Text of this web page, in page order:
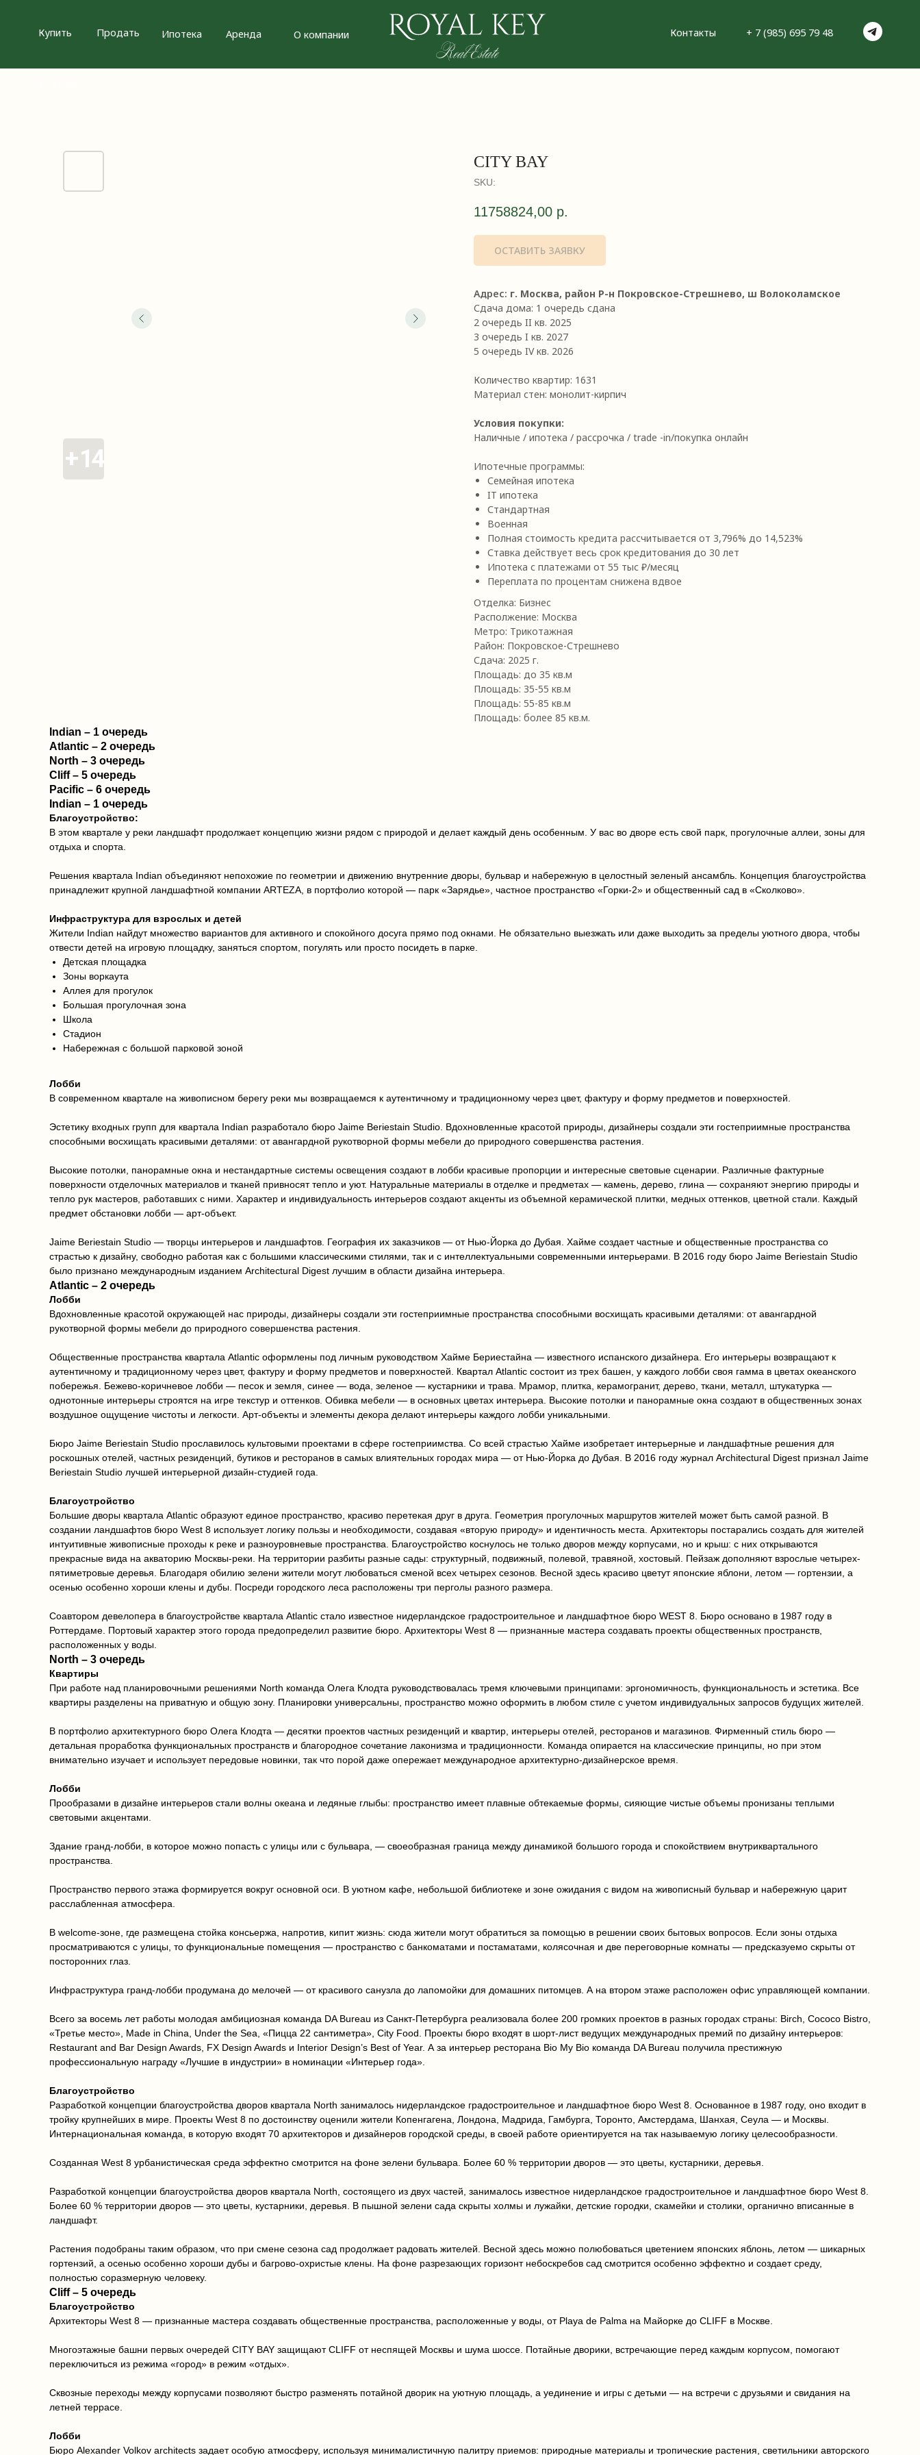
Купить Продать Ипотека Аренда О компании + 7 (985) 695 79 48
CITY BAY
SKU:
11758824,00 р.
ОСТАВИТЬ ЗАЯВКУ
Адрес: г. Москва, район Р-н Покровское-Стрешнево, ш Волоколамское
Сдача дома: 1 очередь сдана
2 очередь II кв. 2025
3 очередь I кв. 2027
5 очередь IV кв. 2026
Количество квартир: 1631
Материал стен: монолит-кирпич
Условия покупки:
Наличные / ипотека / рассрочка / trade -in/покупка онлайн
Ипотечные программы:
Семейная ипотека
IT ипотека
Стандартная
Военная
Полная стоимость кредита рассчитывается от 3,796% до 14,523%
Ставка действует весь срок кредитования до 30 лет
Ипотека с платежами от 55 тыс ₽/месяц
Переплата по процентам снижена вдвое
Отделка: Бизнес
Располжение: Москва
Метро: Трикотажная
Район: Покровское-Стрешнево
Сдача: 2025 г.
Площадь: до 35 кв.м
Площадь: 35-55 кв.м
Площадь: 55-85 кв.м
Площадь: более 85 кв.м.
Indian – 1 очередь
Atlantic – 2 очередь
North – 3 очередь
Cliff – 5 очередь
Pacific – 6 очередь
Indian – 1 очередь
Благоустройство:
В этом квартале у реки ландшафт продолжает концепцию жизни рядом с природой и делает каждый день особенным. У вас во дворе есть свой парк, прогулочные аллеи, зоны для
отдыха и спорта.
Решения квартала Indian объединяют непохожие по геометрии и движению внутренние дворы, бульвар и набережную в целостный зеленый ансамбль. Концепция благоустройства
принадлежит крупной ландшафтной компании ARTEZA, в портфолио которой — парк «Зарядье», частное пространство «Горки-2» и общественный сад в «Сколково».
Инфраструктура для взрослых и детей
Жители Indian найдут множество вариантов для активного и спокойного досуга прямо под окнами. Не обязательно выезжать или даже выходить за пределы уютного двора, чтобы
отвести детей на игровую площадку, заняться спортом, погулять или просто посидеть в парке.
Детская площадка
Зоны воркаута
Аллея для прогулок
Большая прогулочная зона
Школа
Стадион
Набережная с большой парковой зоной
Лобби
В современном квартале на живописном берегу реки мы возвращаемся к аутентичному и традиционному через цвет, фактуру и форму предметов и поверхностей.
Эстетику входных групп для квартала Indian разработало бюро Jaime Beriestain Studio. Вдохновленные красотой природы, дизайнеры создали эти гостеприимные пространства
способными восхищать красивыми деталями: от авангардной рукотворной формы мебели до природного совершенства растения.
Высокие потолки, панорамные окна и нестандартные системы освещения создают в лобби красивые пропорции и интересные световые сценарии. Различные фактурные
поверхности отделочных материалов и тканей привносят тепло и уют. Натуральные материалы в отделке и предметах — камень, дерево, глина — сохраняют энергию природы и
тепло рук мастеров, работавших с ними. Характер и индивидуальность интерьеров создают акценты из объемной керамической плитки, медных оттенков, цветной стали. Каждый
предмет обстановки лобби — арт-объект.
Jaime Beriestain Studio — творцы интерьеров и ландшафтов. География их заказчиков — от Нью-Йорка до Дубая. Хайме создает частные и общественные пространства со
страстью к дизайну, свободно работая как с большими классическими стилями, так и с интеллектуальными современными интерьерами. В 2016 году бюро Jaime Beriestain Studio
было признано международным изданием Architectural Digest лучшим в области дизайна интерьера.
Atlantic – 2 очередь
Лобби
Вдохновленные красотой окружающей нас природы, дизайнеры создали эти гостеприимные пространства способными восхищать красивыми деталями: от авангардной
рукотворной формы мебели до природного совершенства растения.
Общественные пространства квартала Atlantic оформлены под личным руководством Хайме Бериестайна — известного испанского дизайнера. Его интерьеры возвращают к
аутентичному и традиционному через цвет, фактуру и форму предметов и поверхностей. Квартал Atlantic состоит из трех башен, у каждого лобби своя гамма в цветах океанского
побережья. Бежево-коричневое лобби — песок и земля, синее — вода, зеленое — кустарники и трава. Мрамор, плитка, керамогранит, дерево, ткани, металл, штукатурка —
однотонные интерьеры строятся на игре текстур и оттенков. Обивка мебели — в основных цветах интерьера. Высокие потолки и панорамные окна создают в общественных зонах
воздушное ощущение чистоты и легкости. Арт-объекты и элементы декора делают интерьеры каждого лобби уникальными.
Бюро Jaime Beriestain Studio прославилось культовыми проектами в сфере гостеприимства. Со всей страстью Хайме изобретает интерьерные и ландшафтные решения для
роскошных отелей, частных резиденций, бутиков и ресторанов в самых влиятельных городах мира — от Нью-Йорка до Дубая. В 2016 году журнал Architectural Digest признал Jaime
Beriestain Studio лучшей интерьерной дизайн-студией года.
Благоустройство
Большие дворы квартала Atlantic образуют единое пространство, красиво перетекая друг в друга. Геометрия прогулочных маршрутов жителей может быть самой разной. В
создании ландшафтов бюро West 8 использует логику пользы и необходимости, создавая «вторую природу» и идентичность места. Архитекторы постарались создать для жителей
интуитивные живописные проходы к реке и разноуровневые пространства. Благоустройство коснулось не только дворов между корпусами, но и крыш: с них открываются
прекрасные вида на акваторию Москвы-реки. На территории разбиты разные сады: структурный, подвижный, полевой, травяной, хостовый. Пейзаж дополняют взрослые четырех-
пятиметровые деревья. Благодаря обилию зелени жители могут любоваться сменой всех четырех сезонов. Весной здесь красиво цветут японские яблони, летом — гортензии, а
осенью особенно хороши клены и дубы. Посреди городского леса расположены три перголы разного размера.
Соавтором девелопера в благоустройстве квартала Atlantic стало известное нидерландское градостроительное и ландшафтное бюро WEST 8. Бюро основано в 1987 году в
Роттердаме. Портовый характер этого города предопределил развитие бюро. Архитекторы West 8 — признанные мастера создавать проекты общественных пространств,
расположенных у воды.
North – 3 очередь
Квартиры
При работе над планировочными решениями North команда Олега Клодта руководствовалась тремя ключевыми принципами: эргономичность, функциональность и эстетика. Все
квартиры разделены на приватную и общую зону. Планировки универсальны, пространство можно оформить в любом стиле с учетом индивидуальных запросов будущих жителей.
В портфолио архитектурного бюро Олега Клодта — десятки проектов частных резиденций и квартир, интерьеры отелей, ресторанов и магазинов. Фирменный стиль бюро —
детальная проработка функциональных пространств и благородное сочетание лаконизма и традиционности. Команда опирается на классические принципы, но при этом
внимательно изучает и использует передовые новинки, так что порой даже опережает международное архитектурно-дизайнерское время.
Лобби
Прообразами в дизайне интерьеров стали волны океана и ледяные глыбы: пространство имеет плавные обтекаемые формы, сияющие чистые объемы пронизаны теплыми
световыми акцентами.
Здание гранд-лобби, в которое можно попасть с улицы или с бульвара, — своеобразная граница между динамикой большого города и спокойствием внутриквартального
пространства.
Пространство первого этажа формируется вокруг основной оси. В уютном кафе, небольшой библиотеке и зоне ожидания с видом на живописный бульвар и набережную царит
расслабленная атмосфера.
В welcome-зоне, где размещена стойка консьержа, напротив, кипит жизнь: сюда жители могут обратиться за помощью в решении своих бытовых вопросов. Если зоны отдыха
просматриваются с улицы, то функциональные помещения — пространство с банкоматами и постаматами, колясочная и две переговорные комнаты — предсказуемо скрыты от
посторонних глаз.
Инфраструктура гранд-лобби продумана до мелочей — от красивого санузла до лапомойки для домашних питомцев. А на втором этаже расположен офис управляющей компании.
Всего за восемь лет работы молодая амбициозная команда DA Bureau из Санкт-Петербурга реализовала более 200 громких проектов в разных городах страны: Birch, Cococo Bistro,
«Третье место», Made in China, Under the Sea, «Пицца 22 сантиметра», City Food. Проекты бюро входят в шорт-лист ведущих международных премий по дизайну интерьеров:
Restaurant and Bar Design Awards, FX Design Awards и Interior Design’s Best of Year. А за интерьер ресторана Bio My Bio команда DA Bureau получила престижную
профессиональную награду «Лучшие в индустрии» в номинации «Интерьер года».
Благоустройство
Разработкой концепции благоустройства дворов квартала North занималось нидерландское градостроительное и ландшафтное бюро West 8. Основанное в 1987 году, оно входит в
тройку крупнейших в мире. Проекты West 8 по достоинству оценили жители Копенгагена, Лондона, Мадрида, Гамбурга, Торонто, Амстердама, Шанхая, Сеула — и Москвы.
Интернациональная команда, в которую входят 70 архитекторов и дизайнеров городской среды, в своей работе ориентируется на так называемую логику целесообразности.
Созданная West 8 урбанистическая среда эффектно смотрится на фоне зелени бульвара. Более 60 % территории дворов — это цветы, кустарники, деревья.
Разработкой концепции благоустройства дворов квартала North, состоящего из двух частей, занималось известное нидерландское градостроительное и ландшафтное бюро West 8.
Более 60 % территории дворов — это цветы, кустарники, деревья. В пышной зелени сада скрыты холмы и лужайки, детские городки, скамейки и столики, органично вписанные в
ландшафт.
Растения подобраны таким образом, что при смене сезона сад продолжает радовать жителей. Весной здесь можно полюбоваться цветением японских яблонь, летом — шикарных
гортензий, а осенью особенно хороши дубы и багрово-охристые клены. На фоне разрезающих горизонт небоскребов сад смотрится особенно эффектно и создает среду,
полностью соразмерную человеку.
Cliff – 5 очередь
Благоустройство
Архитекторы West 8 — признанные мастера создавать общественные пространства, расположенные у воды, от Playa de Palma на Майорке до CLIFF в Москве.
Многоэтажные башни первых очередей CITY BAY защищают CLIFF от неспящей Москвы и шума шоссе. Потайные дворики, встречающие перед каждым корпусом, помогают
переключиться из режима «город» в режим «отдых».
Сквозные переходы между корпусами позволяют быстро разменять потайной дворик на уютную площадь, а уединение и игры с детьми — на встречи с друзьями и свидания на
летней террасе.
Лобби
Бюро Alexander Volkov architects задает особую атмосферу, используя минималистичную палитру приемов: природные материалы и тропические растения, светильники авторского